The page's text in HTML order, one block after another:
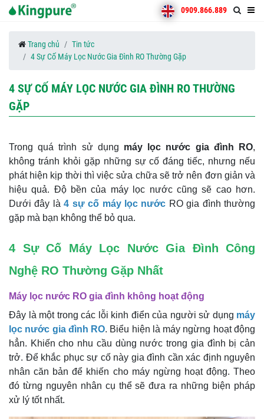
0909.866.889
Trang chủ
Tin tức
4 Sự Cố Máy Lọc Nước Gia Đình RO Thường Gặp
4 SỰ CỐ MÁY LỌC NƯỚC GIA ĐÌNH RO THƯỜNG
GẶP
Trong quá trình sử dụng máy lọc nước gia đình RO,
không tránh khỏi gặp những sự cố đáng tiếc, nhưng nếu
phát hiện kịp thời thì việc sửa chữa sẽ trở nên đơn giản và
hiệu quả. Độ bền của máy lọc nước cũng sẽ cao hơn.
Dưới đây là4 sựcố máy lọc nước RO gia đình thường
gặp mà bạn không thể bỏ qua.
4 Sự Cố Máy Lọc Nước Gia Đình Công
Nghệ RO Thường Gặp Nhất
Máy lọc nước RO gia đình không hoạt động
Đây là một trong các lỗi kinh điển của người sử dụng máy
lọc nước gia đình RO. Biểu hiện là máy ngừng hoạt động
hẳn. Khiến cho nhu cầu dùng nước trong gia đình bị cản
trở. Để khắc phục sự cố này gia đình cần xác định nguyên
nhân căn bản để khiến cho máy ngừng hoạt động. Theo
đó từng nguyên nhân cụ thể sẽ đưa ra những biện pháp
xử lý tốt nhất.